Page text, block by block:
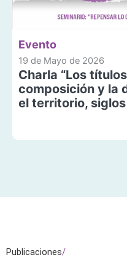
Evento
19 de Mayo de 2026
Charla “Los
composición y la
el territorio, siglos
Publicaciones/